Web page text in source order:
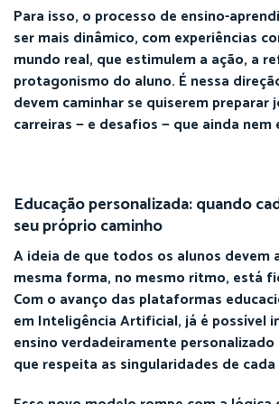
Para isso, o processo de ensino-
ser mais dinâmico, com experiências
mundo real, que estimulem a ação, a
protagonismo do aluno. É nessa
devem caminhar se quiserem preparar
carreiras — e desafios — que ainda nem
Educação personalizada: quando
seu próprio caminho
A ideia de que todos os alunos devem
mesma forma, no mesmo ritmo, está
Com o avanço das plataformas
em Inteligência Artificial, já é possível
ensino verdadeiramente personalizado
que respeita as singularidades de